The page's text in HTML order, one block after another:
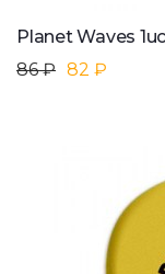
Planet Waves
86 ₽ 82 ₽